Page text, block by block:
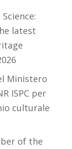
latest
Ministero
ISPC per
culturale
of the